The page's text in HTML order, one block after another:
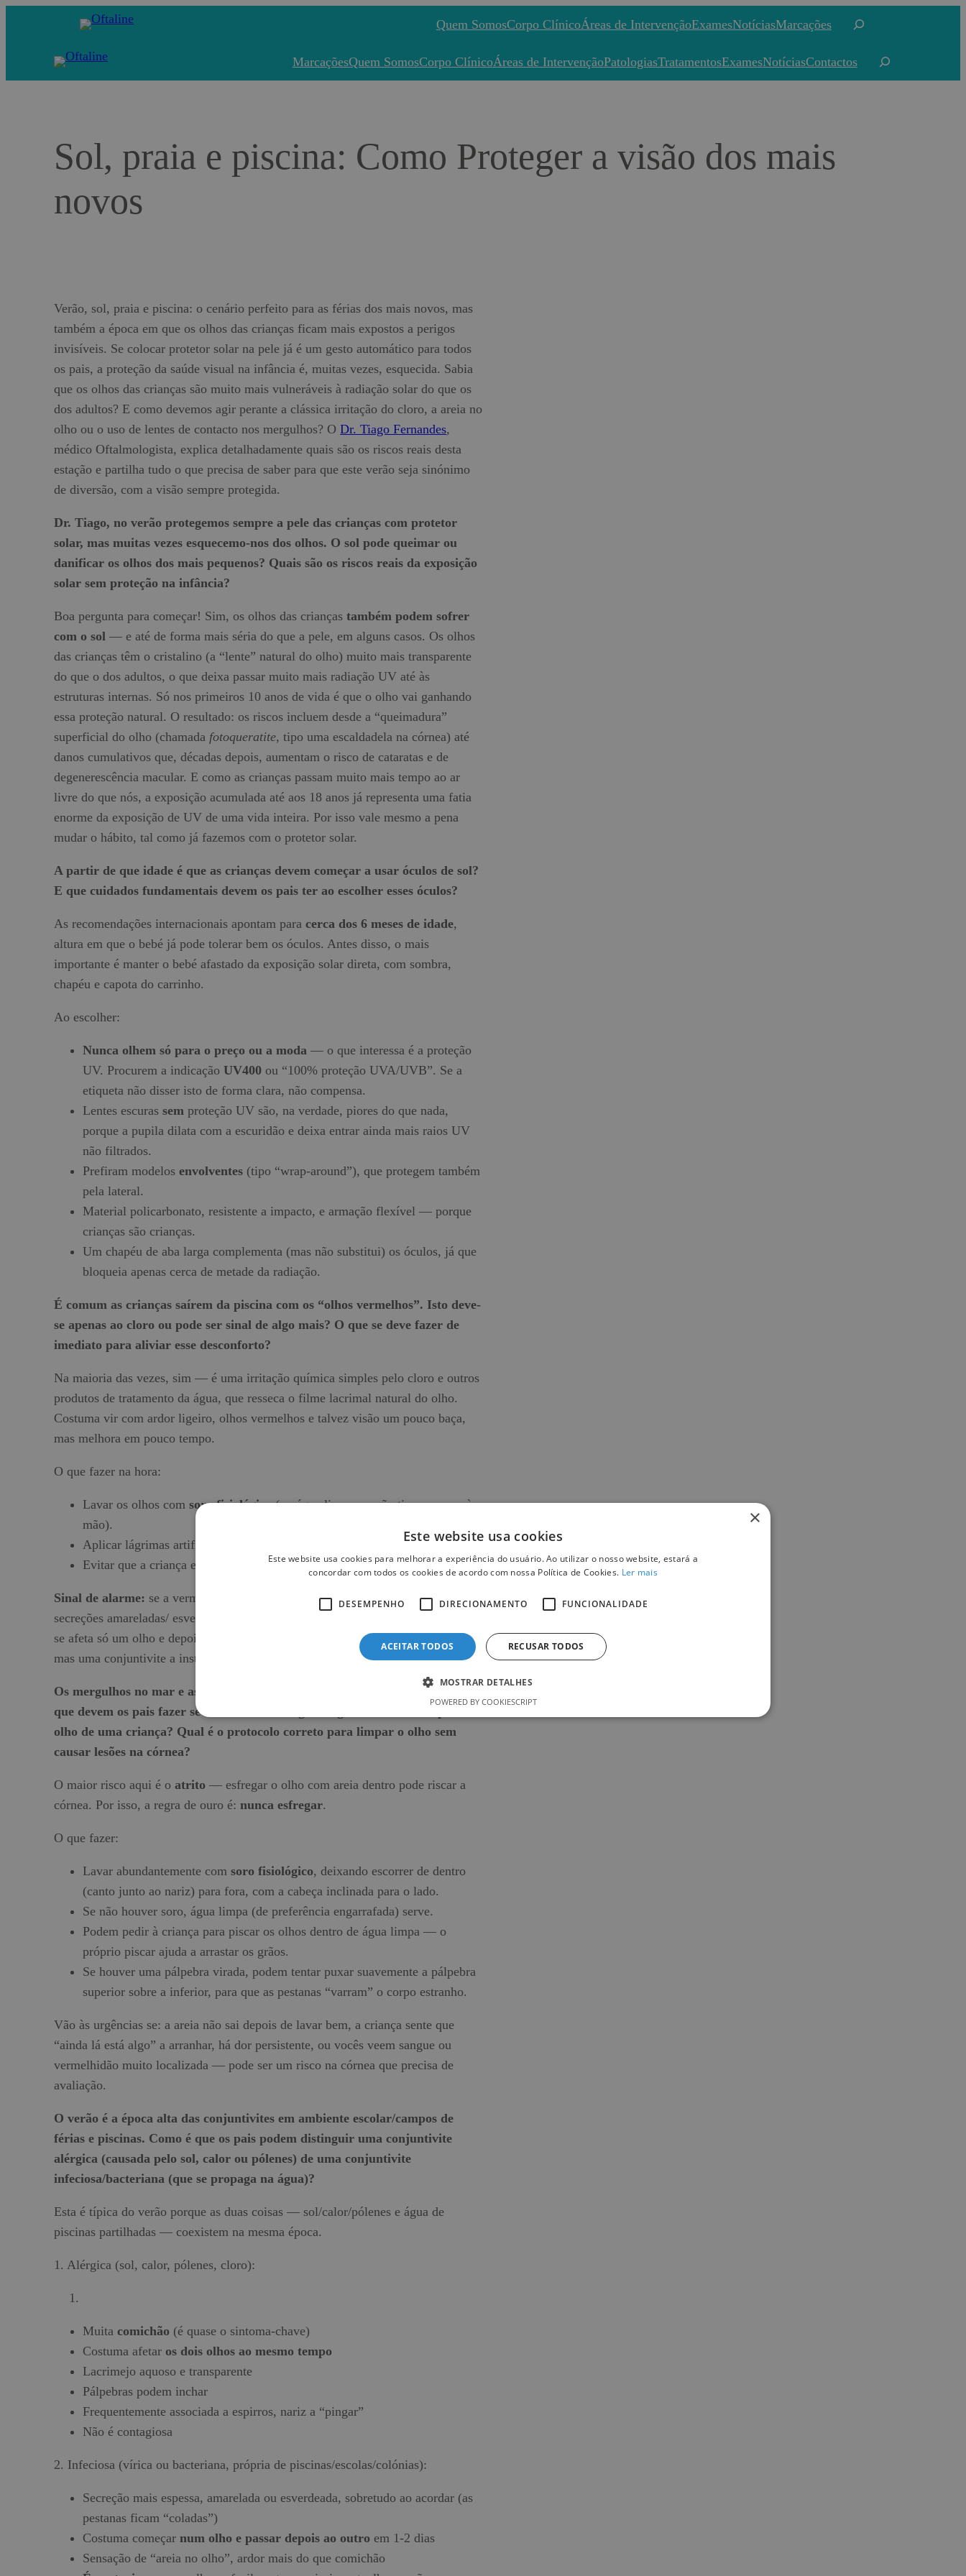
Quem SomosCorpo ClínicoÁreas de IntervençãoExamesNotíciasMarcações
MarcaçõesQuem SomosCorpo ClínicoÁreas de IntervençãoPatologiasTratamentosExamesNotíciasContactos
Sol, praia e piscina: Como Proteger a visão dos mais
novos
Verão, sol, praia e piscina: o cenário perfeito para as férias dos mais novos, mas
também a época em que os olhos das crianças ficam mais expostos a perigos
invisíveis. Se colocar protetor solar na pele já é um gesto automático para todos
os pais, a proteção da saúde visual na infância é, muitas vezes, esquecida. Sabia
que os olhos das crianças são muito mais vulneráveis à radiação solar do que os
dos adultos? E como devemos agir perante a clássica irritação do cloro, a areia no
olho ou o uso de lentes de contacto nos mergulhos? ODr. Tiago Fernandes,
médico Oftalmologista, explica detalhadamente quais são os riscos reais desta
estação e partilha tudo o que precisa de saber para que este verão seja sinónimo
de diversão, com a visão sempre protegida.
Dr. Tiago, no verão protegemos sempre a pele das crianças com protetor
solar, mas muitas vezes esquecemo-nos dos olhos. O sol pode queimar ou
danificar os olhos dos mais pequenos? Quais são os riscos reais da exposição
solar sem proteção na infância?
Boa pergunta para começar! Sim, os olhos das criançastambém podem sofrer
com o sol— e até de forma mais séria do que a pele, em alguns casos. Os olhos
das crianças têm o cristalino (a “lente” natural do olho) muito mais transparente
do que o dos adultos, o que deixa passar muito mais radiação UV até às
estruturas internas. Só nos primeiros 10 anos de vida é que o olho vai ganhando
essa proteção natural. O resultado: os riscos incluem desde a “queimadura”
superficial do olho (chamada fotoqueratite, tipo uma escaldadela na córnea) até
danos cumulativos que, décadas depois, aumentam o risco de cataratas e de
degenerescência macular. E como as crianças passam muito mais tempo ao ar
livre do que nós, a exposição acumulada até aos 18 anos já representa uma fatia
enorme da exposição de UV de uma vida inteira. Por isso vale mesmo a pena
mudar o hábito, tal como já fazemos com o protetor solar.
A partir de que idade é que as crianças devem começar a usar óculos de sol?
E que cuidados fundamentais devem os pais ter ao escolher esses óculos?
As recomendações internacionais apontam paracerca dos 6 meses de idade,
altura em que o bebé já pode tolerar bem os óculos. Antes disso, o mais
importante é manter o bebé afastado da exposição solar direta, com sombra,
chapéu e capota do carrinho.
Ao escolher:
Nunca olhem só para o preço ou a moda— o que interessa é a proteção
UV. Procurem a indicaçãoUV400 ou “100% proteção UVA/UVB”. Se a
etiqueta não disser isto de forma clara, não compensa.
Lentes escurassemproteção UV são, na verdade, piores do que nada,
porque a pupila dilata com a escuridão e deixa entrar ainda mais raios UV
não filtrados.
Prefiram modelosenvolventes (tipo “wrap-around”), que protegem também
pela lateral.
Material policarbonato, resistente a impacto, e armação flexível — porque
crianças são crianças.
Um chapéu de aba larga complementa (mas não substitui) os óculos, já que
bloqueia apenas cerca de metade da radiação.
É comum as crianças saírem da piscina com os “olhos vermelhos”. Isto deve-
se apenas ao cloro ou pode ser sinal de algo mais? O que se deve fazer de
imediato para aliviar esse desconforto?
Na maioria das vezes, sim — é uma irritação química simples pelo cloro e outros
produtos de tratamento da água, que resseca o filme lacrimal natural do olho.
Costuma vir com ardor ligeiro, olhos vermelhos e talvez visão um pouco baça,
mas melhora em pouco tempo.
O que fazer na hora:
Lavar os olhos comsoro fisiológico(ou água limpa, se não tiverem soro à
mão).
Aplicar lágrimas artificiais/lubrificantes se tiverem em casa.
Evitar que a criança esfregue os olhos.
Sinal de alarme: se a vermelhidão não melhora em algumas horas, se aparecem
secreções amareladas/ esverdeadas, dor importante, sensibilidade forte à luz, ou
se afeta só um olho e depois “salta” para o outro — aí já pode não ser só o cloro,
mas uma conjuntivite a instalar-se por cima da irritação.
Os mergulhos no mar e as brincadeiras na areia também trazem riscos. O
que devem os pais fazer se entrar areia ou água salgada diretamente para o
olho de uma criança? Qual é o protocolo correto para limpar o olho sem
causar lesões na córnea?
O maior risco aqui é oatrito— esfregar o olho com areia dentro pode riscar a
córnea. Por isso, a regra de ouro é:nunca esfregar.
O que fazer:
Lavar abundantemente comsoro fisiológico, deixando escorrer de dentro
(canto junto ao nariz) para fora, com a cabeça inclinada para o lado.
Se não houver soro, água limpa (de preferência engarrafada) serve.
Podem pedir à criança para piscar os olhos dentro de água limpa — o
próprio piscar ajuda a arrastar os grãos.
Se houver uma pálpebra virada, podem tentar puxar suavemente a pálpebra
superior sobre a inferior, para que as pestanas “varram” o corpo estranho.
Vão às urgências se: a areia não sai depois de lavar bem, a criança sente que
“ainda lá está algo” a arranhar, há dor persistente, ou vocês veem sangue ou
vermelhidão muito localizada — pode ser um risco na córnea que precisa de
avaliação.
O verão é a época alta das conjuntivites em ambiente escolar/campos de
férias e piscinas. Como é que os pais podem distinguir uma conjuntivite
alérgica (causada pelo sol, calor ou pólenes) de uma conjuntivite
infeciosa/bacteriana (que se propaga na água)?
Esta é típica do verão porque as duas coisas — sol/calor/pólenes e água de
piscinas partilhadas — coexistem na mesma época.
1. Alérgica (sol, calor, pólenes, cloro):
Muitacomichão (é quase o sintoma-chave)
Costuma afetaros dois olhos ao mesmo tempo
Lacrimejo aquoso e transparente
Pálpebras podem inchar
Frequentemente associada a espirros, nariz a “pingar”
Não é contagiosa
2. Infeciosa (vírica ou bacteriana, própria de piscinas/escolas/colónias):
Secreção mais espessa, amarelada ou esverdeada, sobretudo ao acordar (as
pestanas ficam “coladas”)
Costuma começarnum olho e passar depois ao outro em 1-2 dias
Sensação de “areia no olho”, ardor mais do que comichão
×
Este website usa cookies
Este website usa cookies para melhorar a experiência do usuário. Ao utilizar o nosso website, estará a
concordar com todos os cookies de acordo com nossa Política de Cookies. Ler mais
DESEMPENHO DIRECIONAMENTO FUNCIONALIDADE
ACEITAR TODOS RECUSAR TODOS
MOSTRAR DETALHES
POWERED BY COOKIESCRIPT